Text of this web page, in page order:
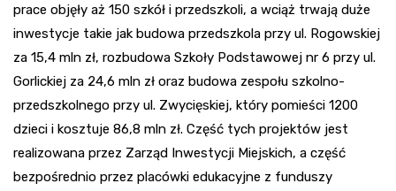
prace objęły aż 150 szkół i przedszkoli, a wciąż trwają duże
inwestycje takie jak budowa przedszkola przy ul. Rogowskiej
za 15,4 mln zł, rozbudowa Szkoły Podstawowej nr 6 przy ul.
Gorlickiej za 24,6 mln zł oraz budowa zespołu szkolno-
przedszkolnego przy ul. Zwycięskiej, który pomieści 1200
dzieci i kosztuje 86,8 mln zł. Część tych projektów jest
realizowana przez Zarząd Inwestycji Miejskich, a część
bezpośrednio przez placówki edukacyjne z funduszy